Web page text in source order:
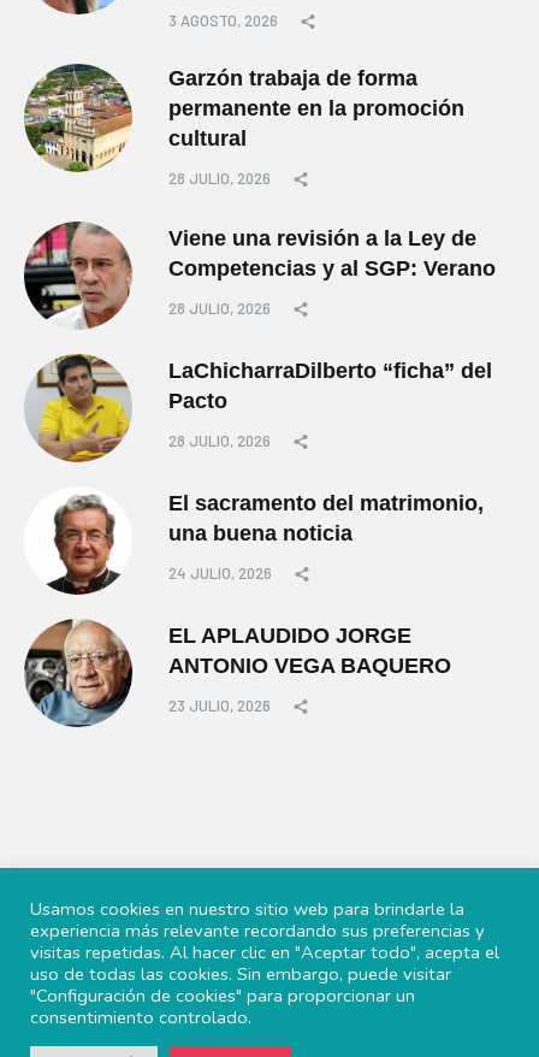
3 AGOSTO, 2026
Garzón trabaja de forma
permanente en la promoción
cultural
28 JULIO, 2026
Viene una revisión a la Ley de
Competencias y al SGP: Verano
28 JULIO, 2026
LaChicharraDilberto “ficha” del
Pacto
28 JULIO, 2026
El sacramento del matrimonio,
una buena noticia
24 JULIO, 2026
EL APLAUDIDO JORGE
ANTONIO VEGA BAQUERO
23 JULIO, 2026
© 2022 Periscopio Político, todos los derechos reservados.
Usamos cookies en nuestro sitio web para brindarle la
experiencia más relevante recordando sus preferencias y
visitas repetidas. Al hacer clic en "Aceptar todo", acepta el
uso de todas las cookies. Sin embargo, puede visitar
"Configuración de cookies" para proporcionar un
consentimiento controlado.